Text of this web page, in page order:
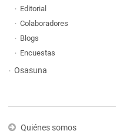
Editorial
Colaboradores
Blogs
Encuestas
Osasuna
Quiénes somos